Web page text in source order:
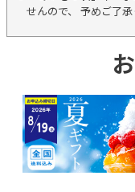
せんので、 予めご了承